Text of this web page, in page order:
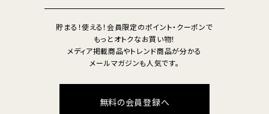
貯まる！使える！会員限定のポイント・クーポンで
もっとオトクなお買い物！
メディア掲載商品やトレンド商品が分かる
メールマガジンも人気です。
無料の会員登録へ